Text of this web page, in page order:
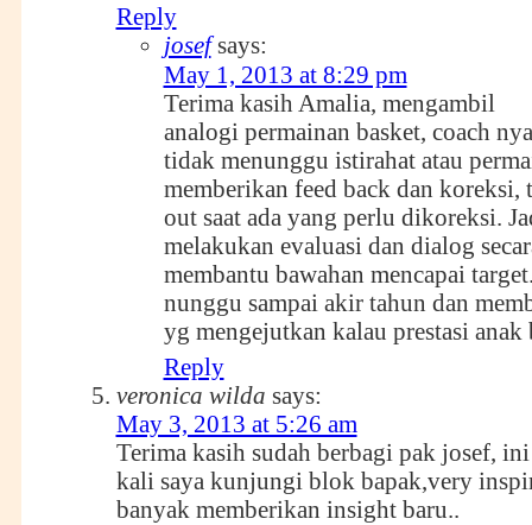
Reply
josef says:
May 1, 2013 at 8:29 pm
Terima kasih Amalia, mengambil
analogi permainan basket, coach nya
tidak menunggu istirahat atau
memberikan feed back dan koreksi,
out saat ada yang perlu dikoreksi.
melakukan evaluasi dan dialog
membantu bawahan mencapai
nunggu sampai akir tahun dan
yg mengejutkan kalau prestasi anak
Reply
veronica wilda says:
May 3, 2013 at 5:26 am
Terima kasih sudah berbagi pak josef,
kali saya kunjungi blok bapak,very
banyak memberikan insight baru..